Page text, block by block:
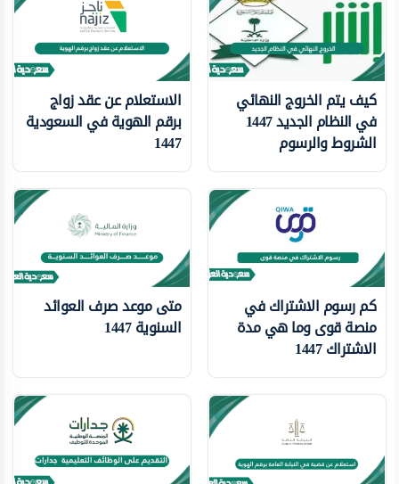
كيف يتم الخروج النهائي
في النظام الجديد 1447
الشروط والرسوم
الاستعلام عن عقد زواج
برقم الهوية في السعودية
1447
كم رسوم الاشتراك في
منصة قوى وما هي مدة
الاشتراك 1447
متى موعد صرف العوائد
السنوية 1447